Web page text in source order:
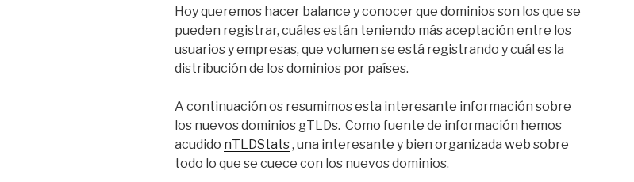
Hoy queremos hacer balance y conocer que dominios son los que se
pueden registrar, cuáles están teniendo más aceptación entre los
usuarios y empresas, que volumen se está registrando y cuál es la
distribución de los dominios por países.
A continuación os resumimos esta interesante información sobre
los nuevos dominios gTLDs. Como fuente de información hemos
acudido nTLDStats, una interesante y bien organizada web sobre
todo lo que se cuece con los nuevos dominios.